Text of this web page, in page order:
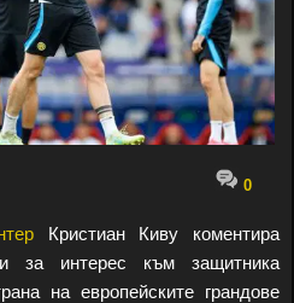
0
Кристиан Киву коментира
за интерес към защитника
на европейските грандове